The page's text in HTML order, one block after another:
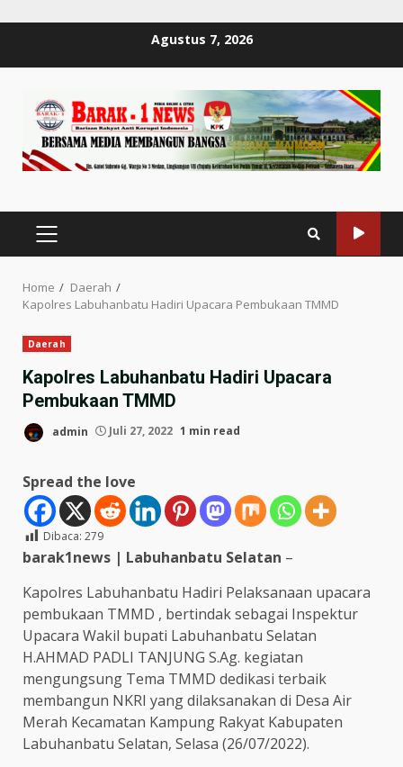
Agustus 7, 2026
PRIMARY
MENU
Home
Daerah
Kapolres Labuhanbatu Hadiri Upacara Pembukaan TMMD
Daerah
Kapolres Labuhanbatu Hadiri Upacara
Pembukaan TMMD
admin Juli 27, 2022 1 min read
Spread the love
Dibaca: 279
barak1news | Labuhanbatu Selatan –
Kapolres Labuhanbatu Hadiri Pelaksanaan upacara
pembukaan TMMD , bertindak sebagai Inspektur
Upacara Wakil bupati Labuhanbatu Selatan
H.AHMAD PADLI TANJUNG S.Ag. kegiatan
mengungsung Tema TMMD dedikasi terbaik
membangun NKRI yang dilaksanakan di Desa Air
Merah Kecamatan Kampung Rakyat Kabupaten
Labuhanbatu Selatan, Selasa (26/07/2022).